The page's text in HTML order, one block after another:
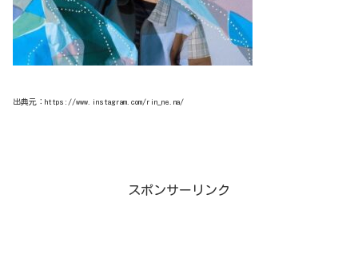
出典元：https://www.instagram.com/rin_ne.na/
スポンサーリンク